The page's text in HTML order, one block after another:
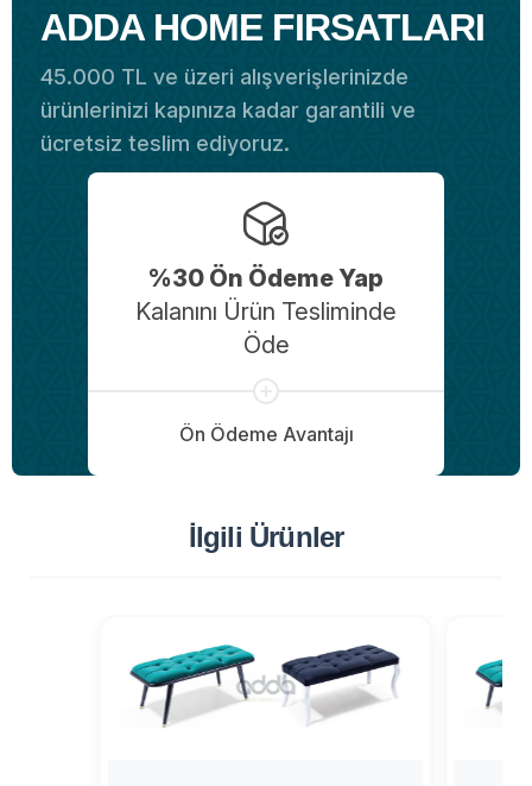
ADDA HOME FIRSATLARI
45.000 TL ve üzeri alışverişlerinizde
ürünlerinizi kapınıza kadar garantili ve
ücretsiz teslim ediyoruz.
%30 Ön Ödeme Yap
Kalanını Ürün Tesliminde
Öde
Ön Ödeme Avantajı
İlgili Ürünler